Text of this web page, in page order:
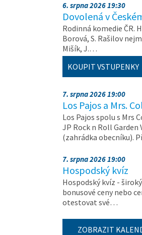
6. srpna 2026 19:30
Dovolená v
Rodinná komedie ČR.
Borová, S. Rašilov
Mišík, J.…
KOUPIT VSTUPENKY
7. srpna 2026 19:00
Los Pajos a Mrs.
Los Pajos spolu s Mrs
JP Rock n Roll Garden
(zahrádka obecníku).
7. srpna 2026 19:00
Hospodský kvíz
Hospodský kvíz -
bonusové ceny nebo
otestovat své…
ZOBRAZIT